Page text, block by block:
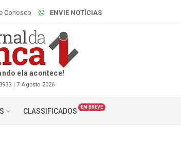
Conosco ENVIE NOTÍCIAS
ela acontece!
| 7 Agosto 2026
CLASSIFICADOS EM BREVE